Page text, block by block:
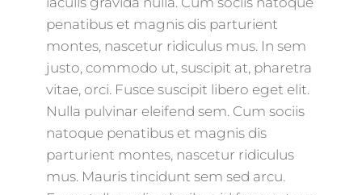
penatibus et magnis dis parturient
montes, nascetur ridiculus mus. In sem
justo, commodo ut, suscipit at, pharetra
vitae, orci. Fusce suscipit libero eget elit.
Nulla pulvinar eleifend sem. Cum sociis
natoque penatibus et magnis dis
parturient montes, nascetur ridiculus
mus. Mauris tincidunt sem sed arcu.